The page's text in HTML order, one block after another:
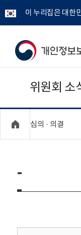
이 누리집은 대한
개
보
보
위
위원회 소
심의 · 의결
-